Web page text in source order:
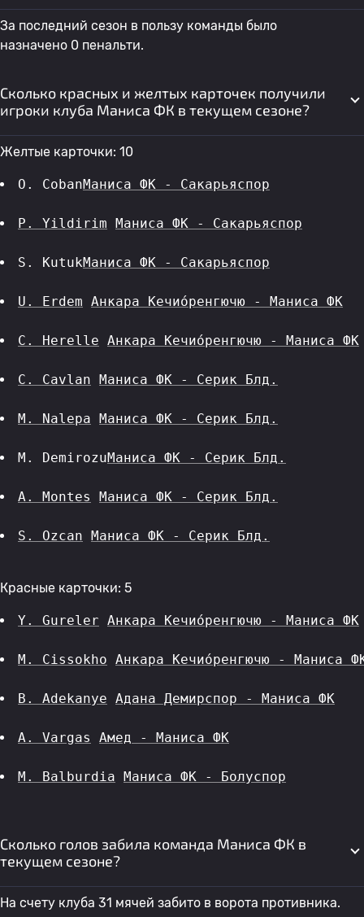
За последний сезон в пользу команды было
назначено 0 пенальти.
Сколько красных и желтых карточек получили
игроки клуба Маниса ФК в текущем сезоне?
Желтые карточки: 10
O. CobanМаниса ФК - Сакарьяспор
P. Yildirim Маниса ФК - Сакарьяспор
S. KutukМаниса ФК - Сакарьяспор
U. Erdem Анкара Кечио́ренгючю - Маниса ФК
C. Herelle Анкара Кечио́ренгючю - Маниса ФК
C. Cavlan Маниса ФК - Серик Блд.
M. Nalepa Маниса ФК - Серик Блд.
M. DemirozuМаниса ФК - Серик Блд.
A. Montes Маниса ФК - Серик Блд.
S. Ozcan Маниса ФК - Серик Блд.
Красные карточки: 5
Y. Gureler Анкара Кечио́ренгючю - Маниса ФК
M. Cissokho Анкара Кечио́ренгючю - Маниса
B. Adekanye Адана Демирспор - Маниса ФК
A. Vargas Амед - Маниса ФК
M. Balburdia Маниса ФК - Болуспор
Сколько голов забила команда Маниса ФК в
текущем сезоне?
На счету клуба 31 мячей забито в ворота противника.